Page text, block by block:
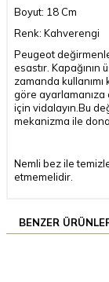
Boyut: 18 Cm
Renk: Kahverengi
Peugeot
esastır.
zamanda
göre ayarlamanıza
için vidalayın.Bu
mekanizma ile
Nemli bez ile
etmemelidir.
BENZER